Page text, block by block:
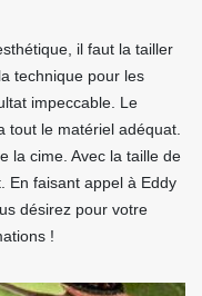
il faut la tailler
technique pour les
impeccable. Le
tout le matériel adéquat.
la cime. Avec la taille de
En faisant appel à Eddy
désirez pour votre
!